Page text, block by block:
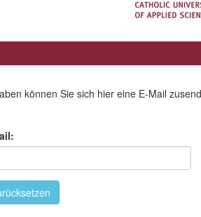
können Sie sich hier eine E-Mail